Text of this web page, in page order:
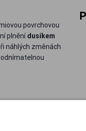
povrchovou
plněnídusíkem
náhlých změnách